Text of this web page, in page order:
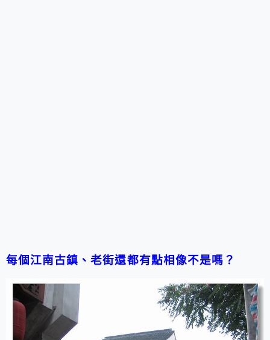
每個江南古鎮、老街還都有點相像不是嗎？